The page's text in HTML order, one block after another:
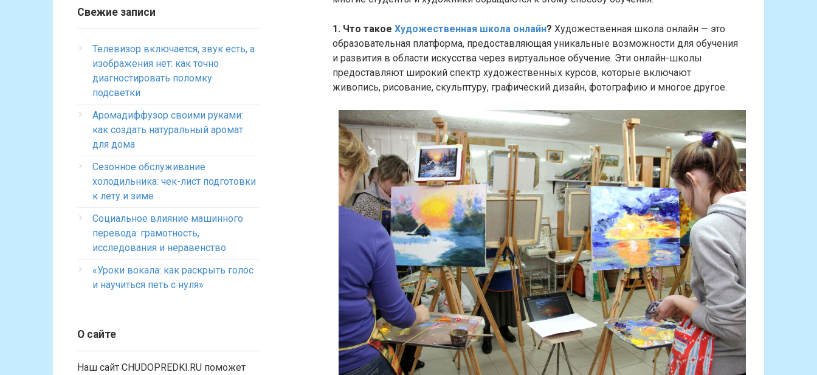
1. Что такое Художественная школа онлайн? Художественная школа онлайн — это
образовательная платформа, предоставляющая уникальные возможности для обучения
и развития в области искусства через виртуальное обучение. Эти онлайн-школы
предоставляют широкий спектр художественных курсов, которые включают
живопись, рисование, скульптуру, графический дизайн, фотографию и многое другое.
Свежие записи
Телевизор включается, звук есть, а
изображения нет: как точно
диагностировать поломку
подсветки
Аромадиффузор своими руками:
как создать натуральный аромат
для дома
Сезонное обслуживание
холодильника: чек-лист подготовки
к лету и зиме
Социальное влияние машинного
перевода: грамотность,
исследования и неравенство
«Уроки вокала: как раскрыть голос
и научиться петь с нуля»
О сайте
Наш сайт CHUDOPREDKI.RU поможет